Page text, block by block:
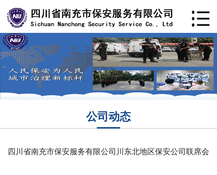
公司动态
四川省南充市保安服务有限公司川东北地区保安公司联席会